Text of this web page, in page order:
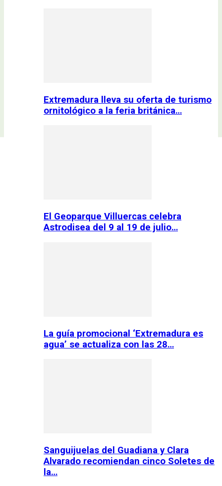
Extremadura lleva su oferta de turismo
ornitológico a la feria británica…
El Geoparque Villuercas celebra
Astrodisea del 9 al 19 de julio…
La guía promocional ‘Extremadura es
agua’ se actualiza con las 28…
Sanguijuelas del Guadiana y Clara
Alvarado recomiendan cinco Soletes de
la…